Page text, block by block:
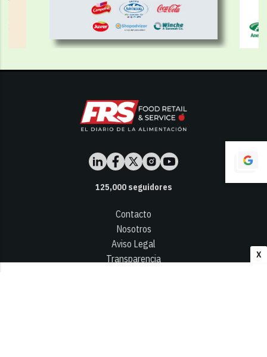
X
125,000seguidores
Contacto
Nosotros
Aviso Legal
Transparencia